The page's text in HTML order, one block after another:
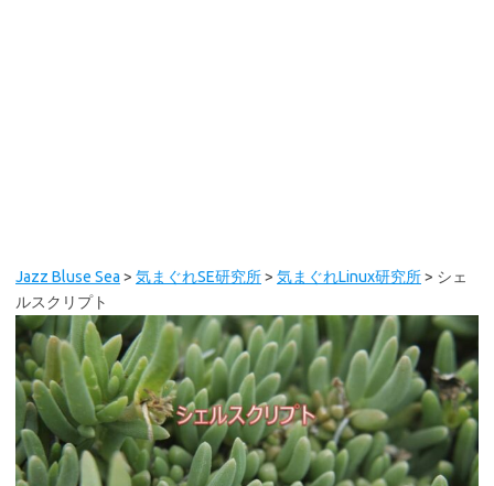
Jazz Bluse Sea > 気まぐれSE研究所> 気まぐれLinux研究所> シェ
ルスクリプト